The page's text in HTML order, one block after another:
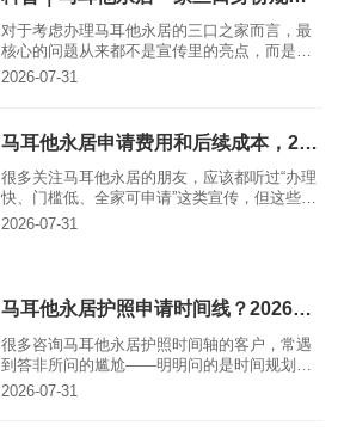
案替代通用准则，也不会把参考办理期当作绝
对保证日期，旨在为正在做决策的家庭提供清
晰、靠谱的结论。
对于考虑办理马耳他永居的三口之家而言，最
核心的问题从来都不是宣传里的亮点，而是这
项安排是否真正契合自身的长期生活规划。本
判断和可落地的执行建议，帮大家看清真实的
办理边界，避免盲目决策。
2026-07-31
很多关注马耳他永居的朋友，应该都听过“办理
快、门槛低、全家可申请”这类宣传，但这些说
法大多没明确标注适用年份和案件所处阶段。
理周期固定或未来规则不变的保证，更不能把
可能性表述成必然结果。
2026-07-31
马耳他永居护照申请时间线？2026最新实测
很多咨询马耳他永居护照时间轴的客户，常遇
到答非所问的尴尬——明明问的是时间规划，
得到的却只有项目门槛。对马耳他永居而言，
2026-07-31